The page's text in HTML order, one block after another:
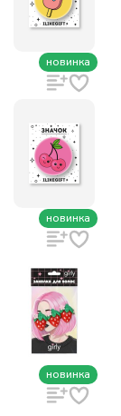
новинка
новинка
новинка